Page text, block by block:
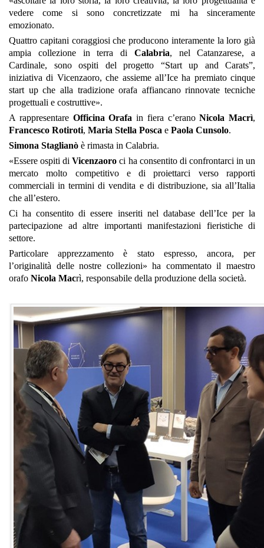
vedere come si sono concretizzate mi ha sinceramente
emozionato.
Quattro capitani coraggiosi che producono interamente la loro già
ampia collezione in terra di Calabria, nel Catanzarese, a
Cardinale, sono ospiti del progetto “Start up and Carats”,
iniziativa di Vicenzaoro, che assieme all’Ice ha premiato cinque
start up che alla tradizione orafa affiancano rinnovate tecniche
progettuali e costruttive».
A rappresentare Officina Orafa in fiera c’eranoNicola Macrì,
Francesco Rotiroti, Maria Stella Posca e Paola Cunsolo.
Simona Staglianò è rimasta in Calabria.
«Essere ospiti diVicenzaoro ci ha consentito di confrontarci in un
mercato molto competitivo e di proiettarci verso rapporti
commerciali in termini di vendita e di distribuzione, sia all’Italia
che all’estero.
Ci ha consentito di essere inseriti nel database dell’Ice per la
partecipazione ad altre importanti manifestazioni fieristiche di
settore.
Particolare apprezzamento è stato espresso, ancora, per
l’originalità delle nostre collezioni» ha commentato il maestro
orafo Nicola Macrì, responsabile della produzione della società.